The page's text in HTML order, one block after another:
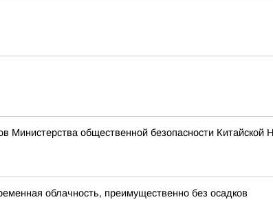
Министерства общественной безопасности
облачность, преимущественно без осадков